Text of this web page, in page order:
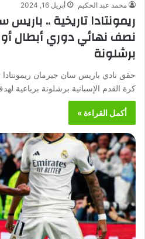
محمد عبد الحكيم أبريل 16, 2024
ريمونتادا تاريخية .. باريس
نصف نهائي دوري أبطال
برشلونة
حقق نادي باريس سان جيرمان
كرة القدم الإسبانية برشلونة برباعية
أكمل القراءة »